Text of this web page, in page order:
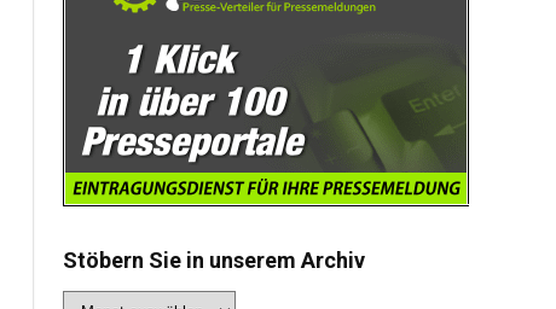
Stöbern Sie in unserem Archiv